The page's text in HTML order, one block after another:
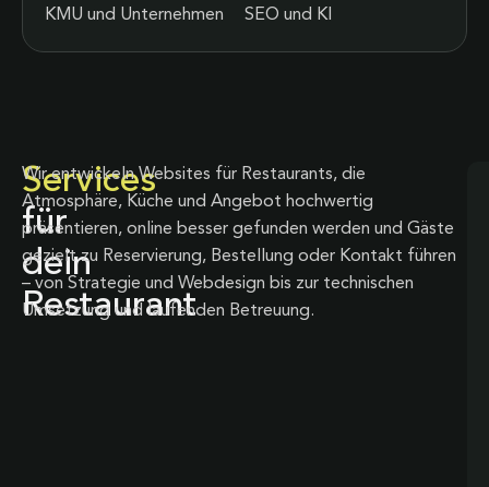
KMU und Unternehmen SEO und KI
Services
für
dein
Restaurant
Wir entwickeln Websites für Restaurants, die
Atmosphäre, Küche und Angebot hochwertig
präsentieren, online besser gefunden werden und Gäste
gezielt zu Reservierung, Bestellung oder Kontakt führen
– von Strategie und Webdesign bis zur technischen
Umsetzung und laufenden Betreuung.